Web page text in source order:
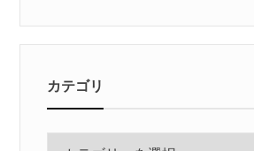
カテゴリ